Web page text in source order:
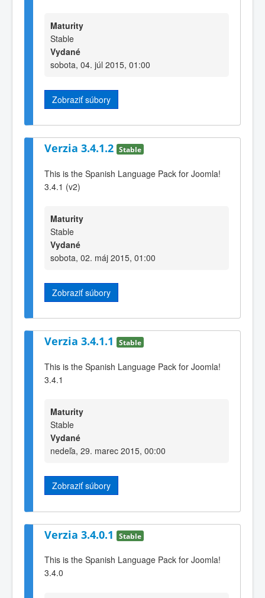
Maturity
Stable
Vydané
sobota, 04. júl 2015, 01:00
Zobraziť súbory
Verzia 3.4.1.2 Stable
This is the Spanish Language Pack for Joomla!
3.4.1 (v2)
Maturity
Stable
Vydané
sobota, 02. máj 2015, 01:00
Zobraziť súbory
Verzia 3.4.1.1 Stable
This is the Spanish Language Pack for Joomla!
3.4.1
Maturity
Stable
Vydané
nedeľa, 29. marec 2015, 00:00
Zobraziť súbory
Verzia 3.4.0.1 Stable
This is the Spanish Language Pack for Joomla!
3.4.0